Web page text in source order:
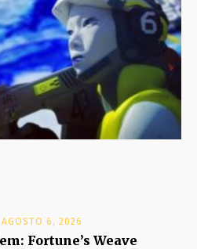
AGOSTO 6, 2026
Fortune’s Weave